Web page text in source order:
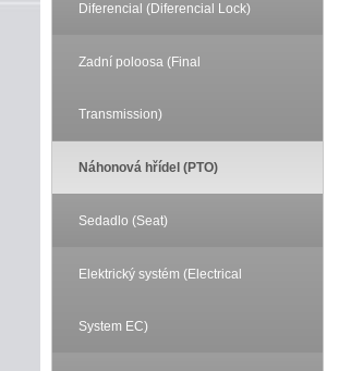
Diferencial (Diferencial Lock)
Zadní poloosa (Final
Transmission)
Náhonová hřídel (PTO)
Sedadlo (Seat)
Elektrický systém (Electrical
System EC)